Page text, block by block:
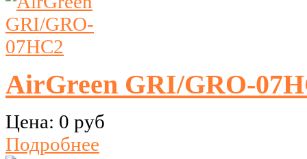
AirGreen GRI/GRO-
Цена: 0 руб
Подробнее